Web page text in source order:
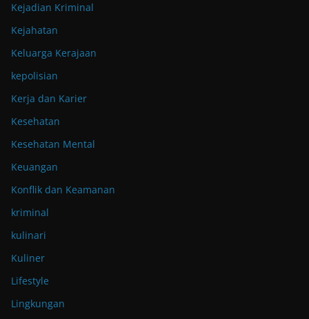
Kejadian Kriminal
Kejahatan
Keluarga Kerajaan
kepolisian
Kerja dan Karier
Kesehatan
Kesehatan Mental
Keuangan
Konflik dan Keamanan
kriminal
kulinari
Kuliner
Lifestyle
Lingkungan